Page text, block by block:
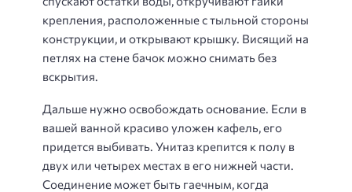
крепления, расположенные с тыльной стороны
конструкции, и открывают крышку. Висящий на
петлях на стене бачок можно снимать без
вскрытия.
Дальше нужно освобождать основание. Если в
вашей ванной красиво уложен кафель, его
придется выбивать. Унитаз крепится к полу в
двух или четырех местах в его нижней части.
Соединение может быть гаечным, когда